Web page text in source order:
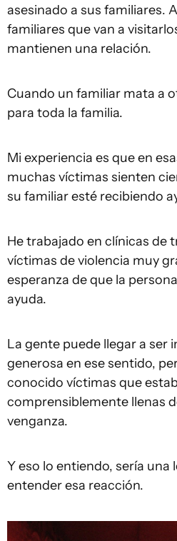
asesinado a sus familiares.
familiares que van a
mantienen una relación.
Cuando un familiar mata a
para toda la familia.
Mi experiencia es que en
muchas víctimas sienten
su familiar esté recibiendo
He trabajado en clínicas de
víctimas de violencia muy
esperanza de que la
ayuda.
La gente puede llegar a ser
generosa en ese sentido,
conocido víctimas que
comprensiblemente llenas
venganza.
Y eso lo entiendo, sería una
entender esa reacción.